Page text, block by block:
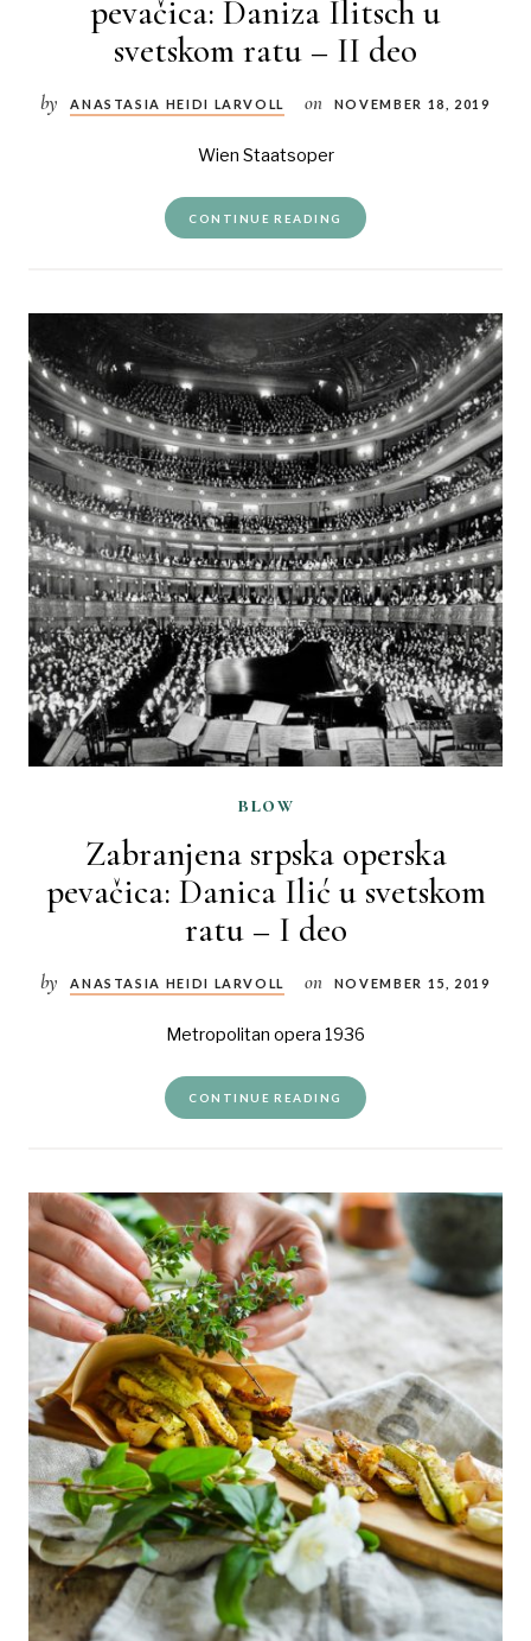
pevačica: Daniza Ilitsch u
svetskom ratu – II deo
by ANASTASIA HEIDI LARVOLL on NOVEMBER 18, 2019
Wien Staatsoper
CONTINUE READING
blow
Zabranjena srpska operska
pevačica: Danica Ilić u svetskom
ratu – I deo
by ANASTASIA HEIDI LARVOLL on NOVEMBER 15, 2019
Metropolitan opera 1936
CONTINUE READING